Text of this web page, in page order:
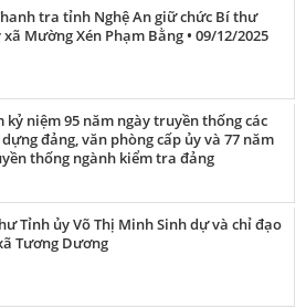
tra tỉnh Nghệ An giữ chức Bí thư
Mường Xén Phạm Bằng • 09/12/2025
kỷ niệm 95 năm ngày truyền thống các
đảng, văn phòng cấp ủy và 77 năm
thống ngành kiểm tra đảng
Tỉnh ủy Võ Thị Minh Sinh dự và chỉ đạo
Tương Dương